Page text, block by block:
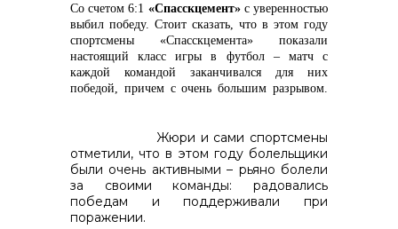
Сосчетом 6:1 «Спасскцемент» с уверенностью
выбил победу. Стоит сказать, что в этом году
спортсмены «Спасскцемента» показали
настоящий класс игры в футбол – матч с
каждой командой заканчивался для них
победой, причем с очень большим разрывом.
Жюри и сами спортсмены
отметили, что в этом году болельщики
были очень активными – рьяно болели
за своими команды: радовались
победам и поддерживали при
поражении.